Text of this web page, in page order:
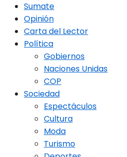
Sumate
Opinión
Carta del Lector
Política
Gobiernos
Naciones Unidas
COP
Sociedad
Espectáculos
Cultura
Moda
Turismo